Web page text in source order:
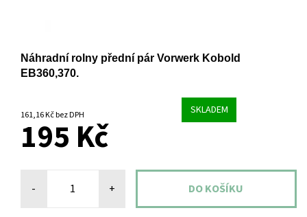
Náhradní rolny přední pár Vorwerk Kobold
EB360,370.
161,16 Kč bez DPH SKLADEM
195 Kč
- +